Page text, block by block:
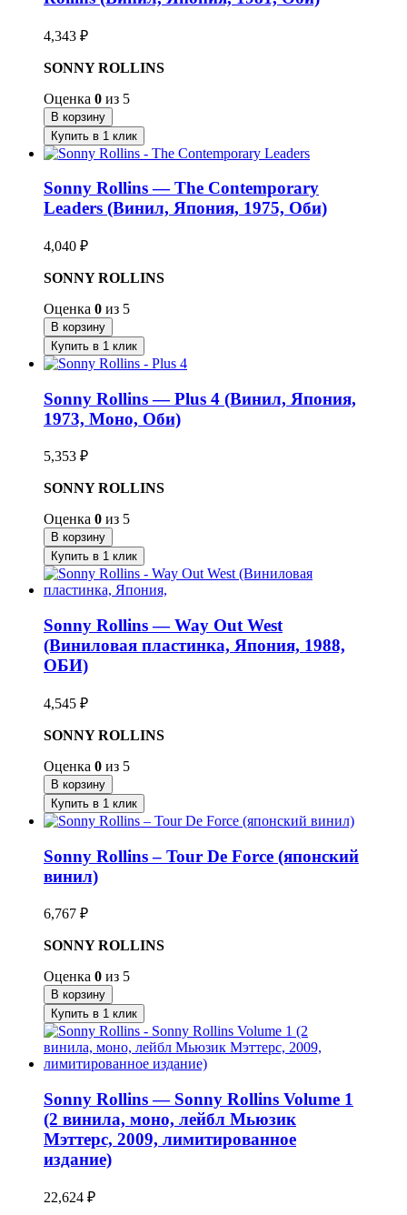
4,343 ₽
SONNY ROLLINS
Оценка 0 из 5
В корзину
Купить в 1 клик
Sonny Rollins — The Contemporary
Leaders (Винил, Япония, 1975, Оби)
4,040 ₽
SONNY ROLLINS
Оценка 0 из 5
В корзину
Купить в 1 клик
Sonny Rollins — Plus 4 (Винил, Япония,
1973, Моно, Оби)
5,353 ₽
SONNY ROLLINS
Оценка 0 из 5
В корзину
Купить в 1 клик
Sonny Rollins — Way Out West
(Виниловая пластинка, Япония, 1988,
ОБИ)
4,545 ₽
SONNY ROLLINS
Оценка 0 из 5
В корзину
Купить в 1 клик
Sonny Rollins – Tour De Force (японский
винил)
6,767 ₽
SONNY ROLLINS
Оценка 0 из 5
В корзину
Купить в 1 клик
Sonny Rollins — Sonny Rollins Volume 1
(2 винила, моно, лейбл Мьюзик
Мэттерс, 2009, лимитированное
издание)
22,624 ₽